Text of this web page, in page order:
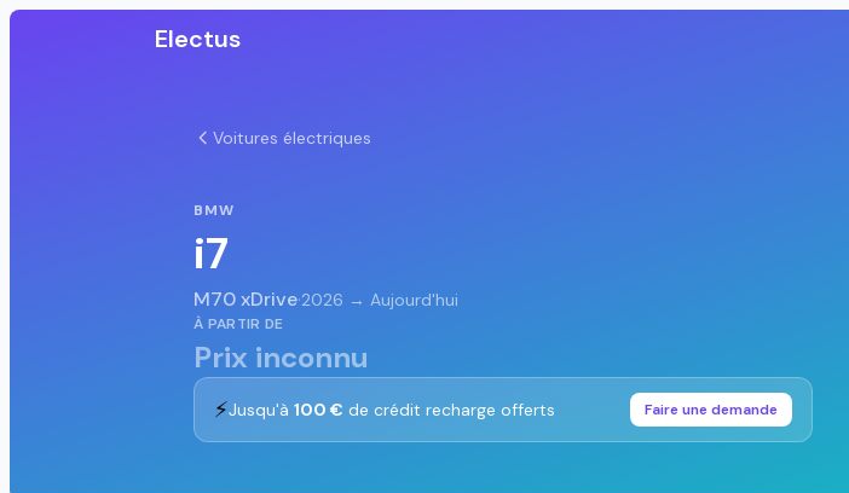
Electus
Voitures électriques
BMW
i7
M70 xDrive·2026 → Aujourd'hui
À PARTIR DE
Prix inconnu
⚡Jusqu'à 100 € de crédit recharge offerts Faire une demande